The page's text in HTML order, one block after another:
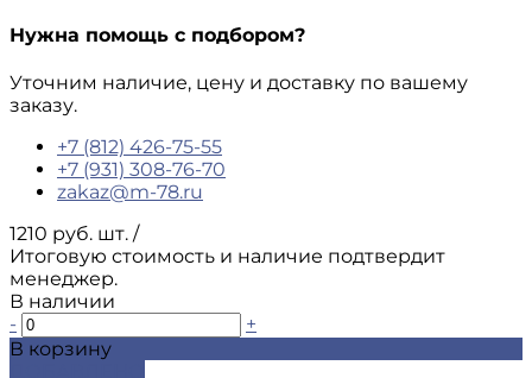
Нужна помощь с подбором?
Уточним наличие, цену и доставку по вашему
заказу.
+7 (812) 426-75-55
+7 (931) 308-76-70
zakaz@m-78.ru
1210 руб. шт. /
Итоговую стоимость и наличие подтвердит
менеджер.
В наличии
-
+
В корзину